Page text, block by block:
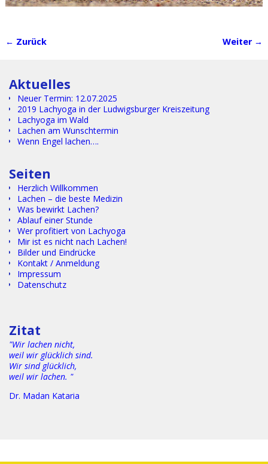
← Zurück Weiter →
Aktuelles
Neuer Termin: 12.07.2025
2019 Lachyoga in der Ludwigsburger Kreiszeitung
Lachyoga im Wald
Lachen am Wunschtermin
Wenn Engel lachen….
Seiten
Herzlich Willkommen
Lachen – die beste Medizin
Was bewirkt Lachen?
Ablauf einer Stunde
Wer profitiert von Lachyoga
Mir ist es nicht nach Lachen!
Bilder und Eindrücke
Kontakt / Anmeldung
Impressum
Datenschutz
Zitat
"Wir lachen nicht,
weil wir glücklich sind.
Wir sind glücklich,
weil wir lachen. "
Dr. Madan Kataria